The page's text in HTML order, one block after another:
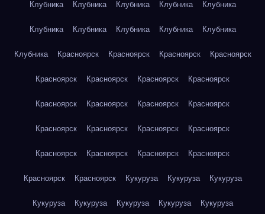
Клубника Клубника Клубника Клубника Клубника
Клубника Клубника Клубника Клубника Клубника
Клубника Красноярск Красноярск Красноярск Красноярск
Красноярск Красноярск Красноярск Красноярск
Красноярск Красноярск Красноярск Красноярск
Красноярск Красноярск Красноярск Красноярск
Красноярск Красноярск Красноярск Красноярск
Красноярск Красноярск Кукуруза Кукуруза Кукуруза
Кукуруза Кукуруза Кукуруза Кукуруза Кукуруза